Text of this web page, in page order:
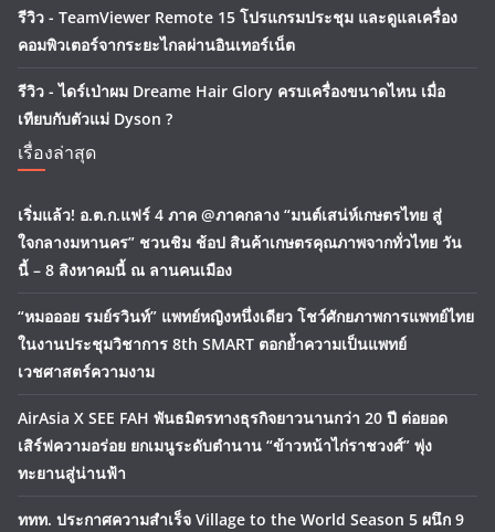
รีวิว - TeamViewer Remote 15 โปรแกรมประชุม และดูแลเครื่อง
คอมพิวเตอร์จากระยะไกลผ่านอินเทอร์เน็ต
รีวิว - ไดร์เป่าผม Dreame Hair Glory ครบเครื่องขนาดไหน เมื่อ
เทียบกับตัวแม่ Dyson ?
เรื่องล่าสุด
เริ่มแล้ว! อ.ต.ก.แฟร์ 4 ภาค @ภาคกลาง “มนต์เสน่ห์เกษตรไทย สู่
ใจกลางมหานคร” ชวนชิม ช้อป สินค้าเกษตรคุณภาพจากทั่วไทย วัน
นี้ – 8 สิงหาคมนี้ ณ ลานคนเมือง
“หมอออย รมย์รวินท์” แพทย์หญิงหนึ่งเดียว โชว์ศักยภาพการแพทย์ไทย
ในงานประชุมวิชาการ 8th SMART ตอกย้ำความเป็นแพทย์
เวชศาสตร์ความงาม
AirAsia X SEE FAH พันธมิตรทางธุรกิจยาวนานกว่า 20 ปี ต่อยอด
เสิร์ฟความอร่อย ยกเมนูระดับตำนาน “ข้าวหน้าไก่ราชวงศ์” พุ่ง
ทะยานสู่น่านฟ้า
ททท. ประกาศความสำเร็จ Village to the World Season 5 ผนึก 9